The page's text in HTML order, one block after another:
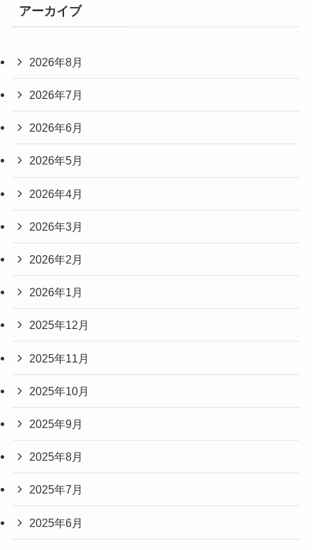
アーカイブ
2026年8月
2026年7月
2026年6月
2026年5月
2026年4月
2026年3月
2026年2月
2026年1月
2025年12月
2025年11月
2025年10月
2025年9月
2025年8月
2025年7月
2025年6月